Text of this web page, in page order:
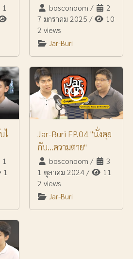
1
bosconoom /
2
7 มกราคม 2025 /
10
2 views
Jar-Buri
ไ
1
1
Jar-Buri EP.04 "นั่งคุย
กับ...ความตาย"
bosconoom /
3
1 ตุลาคม 2024/
11
2 views
Jar-Buri